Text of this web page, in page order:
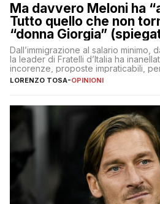
Ma davvero Meloni ha
Tutto quello che non
“donna Giorgia”
Dall’immigrazione al salario minimo,
la leader di Fratelli d’Italia ha
incorenze, proposte impraticabili,
nessuno – a destra come a sinistra –
LORENZO TOSA-OPINIONI